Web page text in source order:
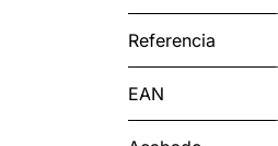
Referencia
EAN